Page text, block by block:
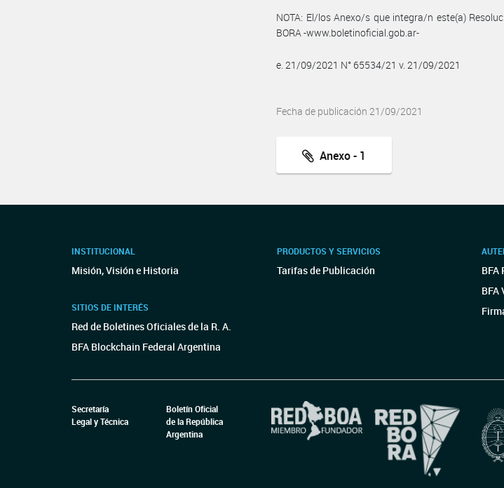
NOTA: El/los Anexo/s que integra/n este(a)
BORA -www.boletinoficial.gob.ar-
e. 21/09/2021 N° 65534/21 v. 21/09/2021
Fecha de publicación 21/09/2021
Anexo - 1
INSTITUCIONAL
Misión, Visión e Historia
SITIOS DE INTERÉS
Red de Boletines Oficiales de la R. A.
BFA Blockchain Federal Argentina
PRODUCTOS Y SERVICIOS
Tarifas de Publicación
BFA
BFA
Secretaría
Legal y Técnica
Boletín Oficial
de la República
Argentina